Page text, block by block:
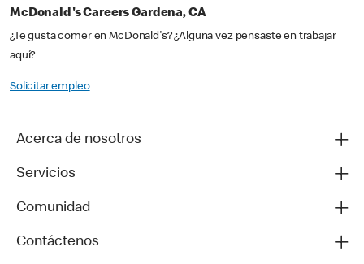
McDonald's Careers Gardena, CA
¿Te gusta comer en McDonald's? ¿Alguna vez pensaste en trabajar
aquí?
Solicitar empleo
Acerca de nosotros
Servicios
Comunidad
Contáctenos